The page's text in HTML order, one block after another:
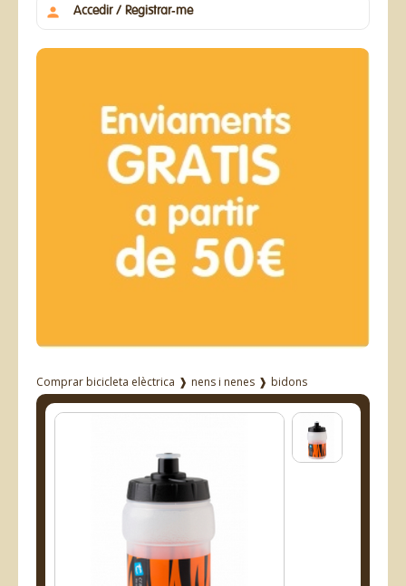
Accedir / Registrar-me
Comprar bicicleta elèctrica ❱ nens i nenes ❱ bidons